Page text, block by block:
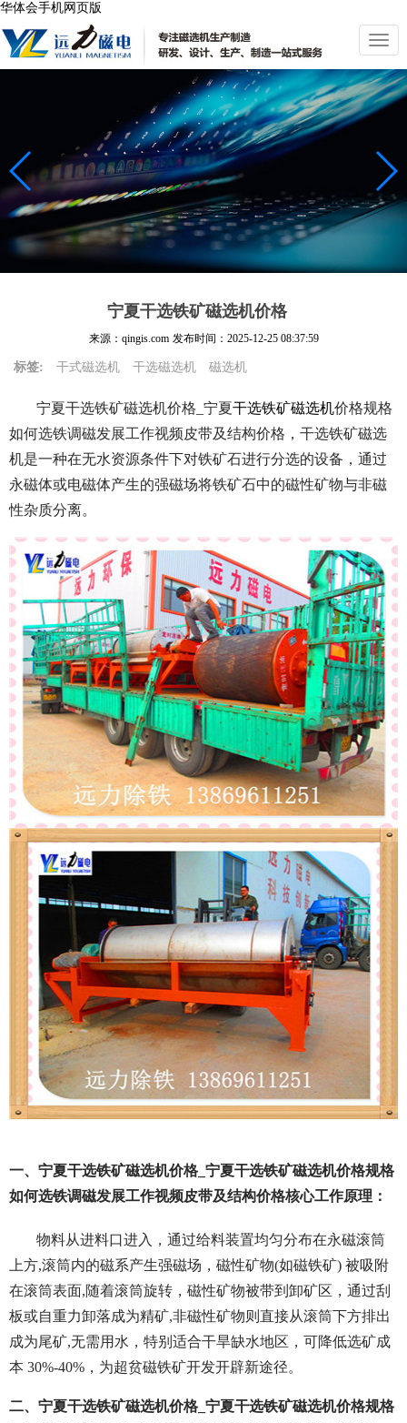
华体会手机网页版
切
换
导
航
宁夏干选铁矿磁选机价格
来源：qingis.com 发布时间： 2025-12-25 08:37:59
标签: 干式磁选机 干选磁选机 磁选机
宁夏干选铁矿磁选机价格_宁夏干选铁矿磁选机价格规格
如何选铁调磁发展工作视频皮带及结构价格，干选铁矿磁选
机是一种在无水资源条件下对铁矿石进行分选的设备，通过
永磁体或电磁体产生的强磁场将铁矿石中的磁性矿物与非磁
性杂质分离。
一、宁夏干选铁矿磁选机价格_宁夏干选铁矿磁选机价格规格
如何选铁调磁发展工作视频皮带及结构价格核心工作原理：
物料从进料口进入，通过给料装置均匀分布在永磁滚筒
上方,滚筒内的磁系产生强磁场，磁性矿物(如磁铁矿) 被吸附
在滚筒表面,随着滚筒旋转，磁性矿物被带到卸矿区，通过刮
板或自重力卸落成为精矿,非磁性矿物则直接从滚筒下方排出
成为尾矿,无需用水，特别适合干旱缺水地区，可降低选矿成
本 30%-40%，为超贫磁铁矿开发开辟新途径。
二、宁夏干选铁矿磁选机价格_宁夏干选铁矿磁选机价格规格